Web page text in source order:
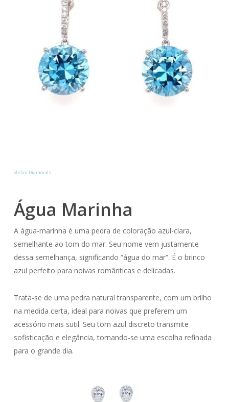
Stefan Diamonds
Água Marinha
A água-marinha é uma pedra de coloração azul-clara,
semelhante ao tom do mar. Seu nome vem justamente
dessa semelhança, significando “água do mar”. É o brinco
azul perfeito para noivas românticas e delicadas.
Trata-se de uma pedra natural transparente, com um brilho
na medida certa, ideal para noivas que preferem um
acessório mais sutil. Seu tom azul discreto transmite
sofisticação e elegância, tornando-se uma escolha refinada
para o grande dia.